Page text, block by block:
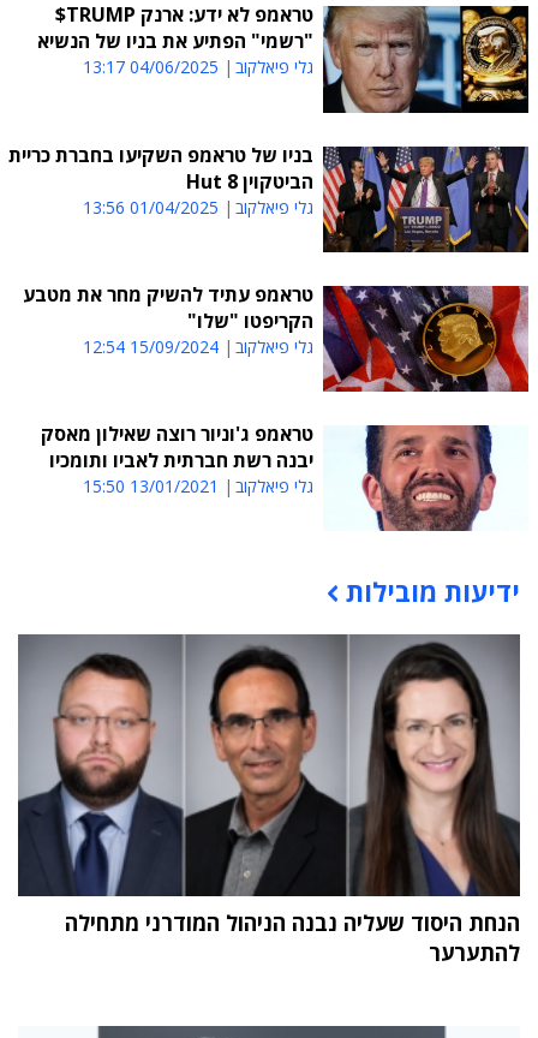
טראמפ לא ידע: ארנק TRUMP$
"רשמי" הפתיע את בניו של הנשיא
גלי פיאלקוב 04/06/2025 13:17
בניו של טראמפ השקיעו בחברת כריית
הביטקוין Hut 8
גלי פיאלקוב 01/04/2025 13:56
טראמפ עתיד להשיק מחר את מטבע
הקריפטו "שלו"
גלי פיאלקוב 15/09/2024 12:54
טראמפ ג'וניור רוצה שאילון מאסק
יבנה רשת חברתית לאביו ותומכיו
גלי פיאלקוב 13/01/2021 15:50
תוכן פרסומי
ידיעות מובילות
הנחת היסוד שעליה נבנה הניהול המודרני מתחילה
להתערער